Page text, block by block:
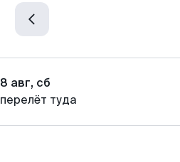
8 авг, сб
перелёт туда